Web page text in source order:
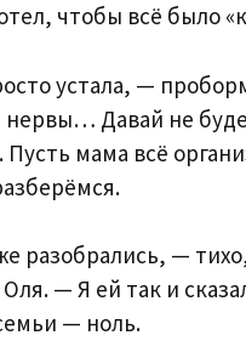
чтобы всё было
устала, —
нервы… Давай не
Пусть мама всё
разобрались, —
Оля. — Я ей так и
— ноль.